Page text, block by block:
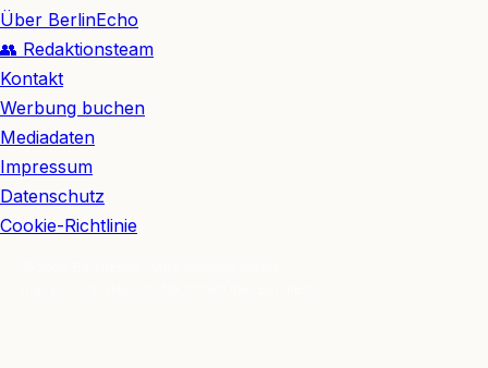
Über BerlinEcho
👥 Redaktionsteam
Kontakt
Werbung buchen
Mediadaten
Impressum
Datenschutz
Cookie-Richtlinie